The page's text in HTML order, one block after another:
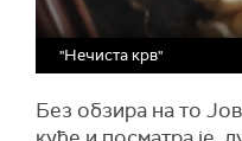
"Нечиста крв"
Без обзира на то